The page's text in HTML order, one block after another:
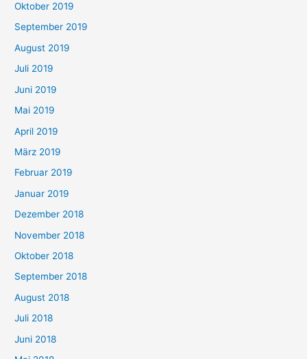
Oktober 2019
September 2019
August 2019
Juli 2019
Juni 2019
Mai 2019
April 2019
März 2019
Februar 2019
Januar 2019
Dezember 2018
November 2018
Oktober 2018
September 2018
August 2018
Juli 2018
Juni 2018